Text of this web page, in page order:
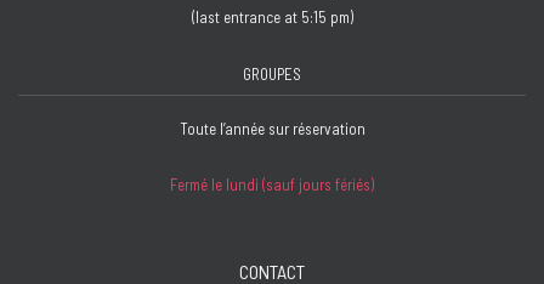
(last entrance at 5:15 pm)
GROUPES
Toute l’année sur réservation
Fermé le lundi (sauf jours fériés)
CONTACT